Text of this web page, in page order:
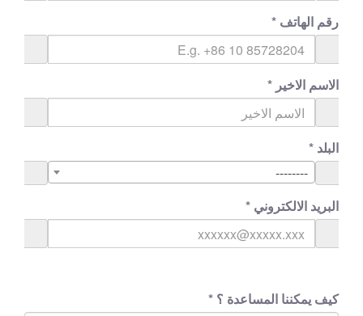
رقم الهاتف *
الاسم الاخير *
البلد *
--------
البريد الالكتروني *
كيف يمكننا المساعدة ؟ *